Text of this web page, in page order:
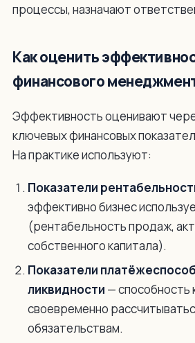
процессы, назначают
Как оценить
финансового
Эффективность оценивают
ключевых финансовых
На практике используют:
Показатели
эффективно бизнес
(рентабельность продаж,
собственного капитала).
Показатели
ликвидности — способность
своевременно
обязательствам.